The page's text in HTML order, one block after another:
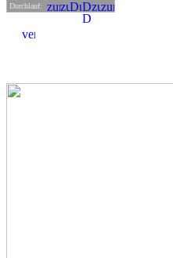
Durchlauf: